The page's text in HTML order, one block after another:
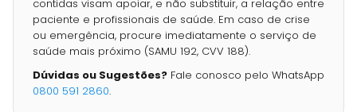
contidas visam apoiar, e não substituir, a relação entre
paciente e profissionais de saúde. Em caso de crise
ou emergência, procure imediatamente o serviço de
saúde mais próximo (SAMU 192, CVV 188).
Dúvidas ou Sugestões? Fale conosco pelo WhatsApp
0800 591 2860.